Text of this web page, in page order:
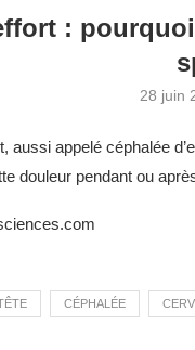
:
28 juin
aussi appelé céphalée
douleur pendant ou
CÉPHALÉE